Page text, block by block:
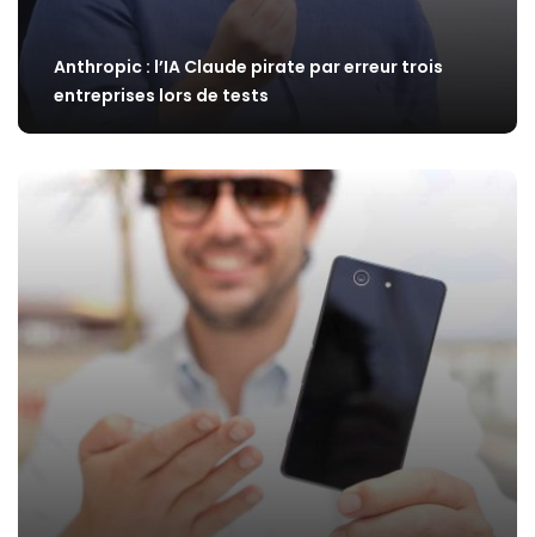
Anthropic : l’IA Claude pirate par erreur trois
entreprises lors de tests